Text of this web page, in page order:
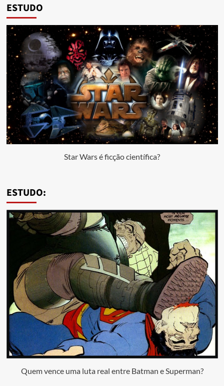
ESTUDO
Star Wars é ficção científica?
ESTUDO:
Quem vence uma luta real entre Batman e Superman?